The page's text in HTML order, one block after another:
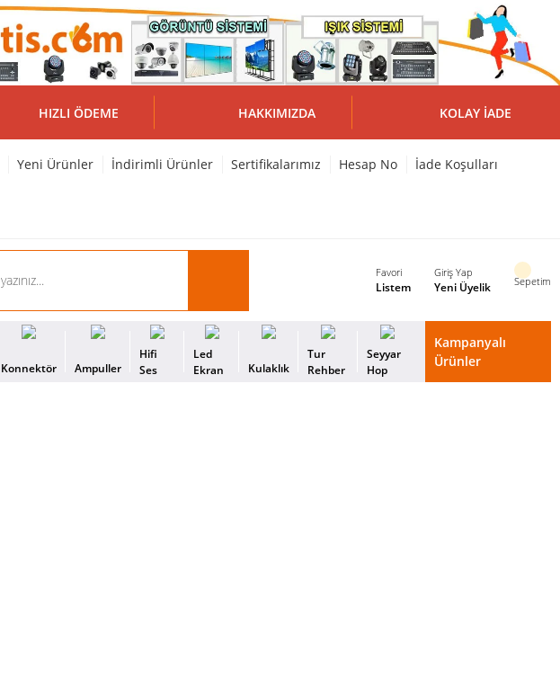
HIZLI ÖDEME HAKKIMIZDA KOLAY İADE
Yeni Ürünler İndirimli Ürünler Sertifikalarımız Hesap No İade Koşulları
Favori
Listem
Giriş Yap
Yeni Üyelik Sepetim
Konnektör Ampuller
Hifi
Ses
Led
Ekran
Kulaklık
Tur
Rehber
Seyyar
Hop
Kampanyalı
Ürünler